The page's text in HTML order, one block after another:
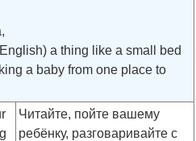
a thing like a small bed
a baby from one place to
Читайте, пойте вашему
ребёнку, разговаривайте с